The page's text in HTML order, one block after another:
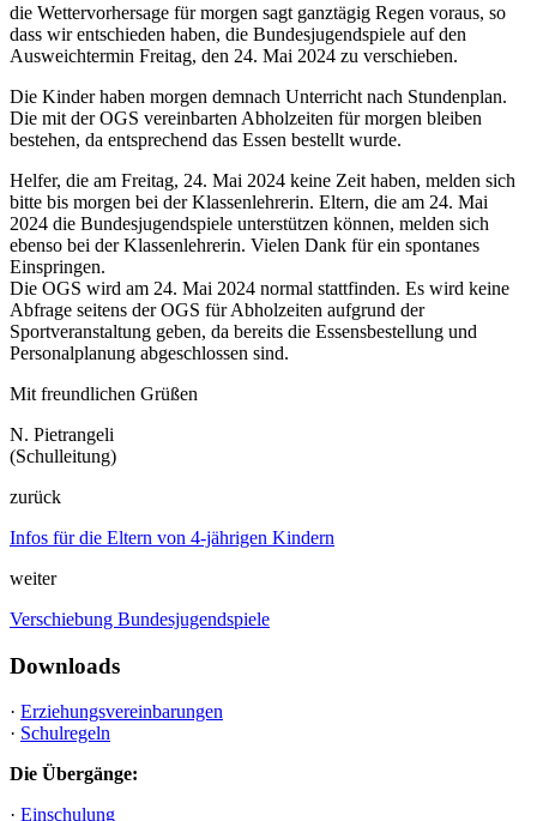
die Wettervorhersage für morgen sagt ganztägig Regen voraus, so
dass wir entschieden haben, die Bundesjugendspiele auf den
Ausweichtermin Freitag, den 24. Mai 2024 zu verschieben.
Die Kinder haben morgen demnach Unterricht nach Stundenplan.
Die mit der OGS vereinbarten Abholzeiten für morgen bleiben
bestehen, da entsprechend das Essen bestellt wurde.
Helfer, die am Freitag, 24. Mai 2024 keine Zeit haben, melden sich
bitte bis morgen bei der Klassenlehrerin. Eltern, die am 24. Mai
2024 die Bundesjugendspiele unterstützen können, melden sich
ebenso bei der Klassenlehrerin. Vielen Dank für ein spontanes
Einspringen.
Die OGS wird am 24. Mai 2024 normal stattfinden. Es wird keine
Abfrage seitens der OGS für Abholzeiten aufgrund der
Sportveranstaltung geben, da bereits die Essensbestellung und
Personalplanung abgeschlossen sind.
Mit freundlichen Grüßen
N. Pietrangeli
(Schulleitung)
zurück
Infos für die Eltern von 4-jährigen Kindern
weiter
Verschiebung Bundesjugendspiele
Downloads
· Erziehungsvereinbarungen
· Schulregeln
Die Übergänge:
· Einschulung